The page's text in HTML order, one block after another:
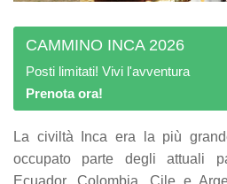
CAMMINO INCA 2026
Posti limitati! Vivi l'avventura
Prenota ora!
La civiltà Inca era la più
occupato parte degli attuali